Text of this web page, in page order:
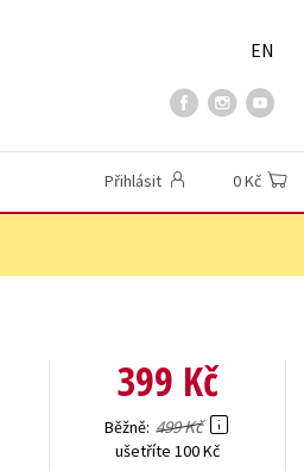
EN
Přihlásit 0 Kč
399 Kč
Běžně 499 Kč
ušetříte 100 Kč